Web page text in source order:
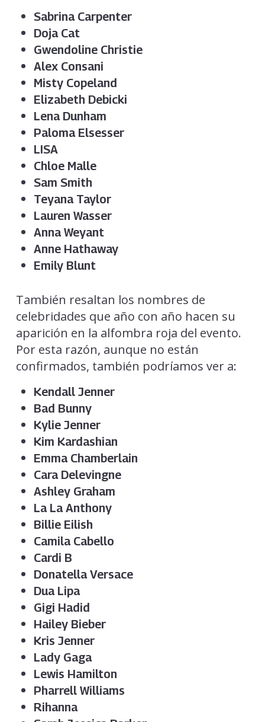
Sabrina Carpenter
Doja Cat
Gwendoline Christie
Alex Consani
Misty Copeland
Elizabeth Debicki
Lena Dunham
Paloma Elsesser
LISA
Chloe Malle
Sam Smith
Teyana Taylor
Lauren Wasser
Anna Weyant
Anne Hathaway
Emily Blunt
También resaltan los nombres de
celebridades que año con año hacen su
aparición en la alfombra roja del evento.
Por esta razón, aunque no están
confirmados, también podríamos ver a:
Kendall Jenner
Bad Bunny
Kylie Jenner
Kim Kardashian
Emma Chamberlain
Cara Delevingne
Ashley Graham
La La Anthony
Billie Eilish
Camila Cabello
Cardi B
Donatella Versace
Dua Lipa
Gigi Hadid
Hailey Bieber
Kris Jenner
Lady Gaga
Lewis Hamilton
Pharrell Williams
Rihanna